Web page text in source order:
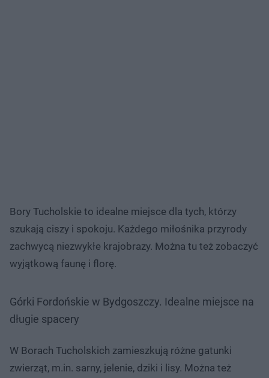
Bory Tucholskie to idealne miejsce dla tych, którzy
szukają ciszy i spokoju. Każdego miłośnika przyrody
zachwycą niezwykłe krajobrazy. Można tu też zobaczyć
wyjątkową faunę i florę.
Górki Fordońskie w Bydgoszczy. Idealne miejsce na
długie spacery
W Borach Tucholskich zamieszkują różne gatunki
zwierząt, m.in. sarny, jelenie, dziki i lisy. Można też